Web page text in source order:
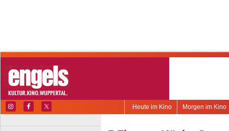
Morgen im Kino
Heute im Kino